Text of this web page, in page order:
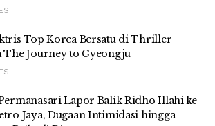
Top Korea Bersatu di Thriller
The Journey to Gyeongju
Lapor Balik Ridho Illahi ke
Jaya, Dugaan Intimidasi hingga